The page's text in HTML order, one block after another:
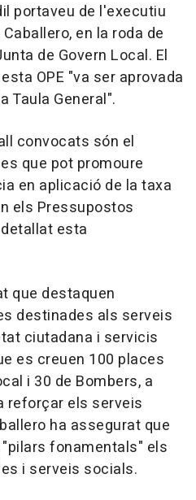
portaveu de l'executiu
en la roda de
de Govern Local. El
OPE "va ser aprovada
Taula General".
convocats són el
que pot promoure
en aplicació de la taxa
els Pressupostos
esta
que destaquen
destinades als serveis
ciutadana i servicis
es creuen 100 places
i 30 de Bombers, a
reforçar els serveis
ha assegurat que
fonamentals" els
i serveis socials.